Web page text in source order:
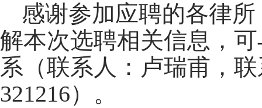
感谢参加应聘的各律
解本次选聘相关信息，
系（联系人：卢瑞甫，
321216）。